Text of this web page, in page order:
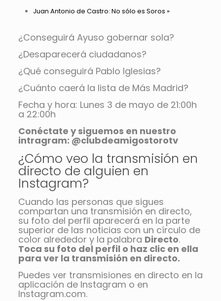
Juan Antonio de Castro: No sólo es Soros »
¿Conseguirá Ayuso gobernar sola?
¿Desaparecerá ciudadanos?
¿Qué conseguirá Pablo Iglesias?
¿Cuánto caerá la lista de Más Madrid?
Fecha y hora: Lunes 3 de mayo de 21:00h
a 22:00h
Conéctate y siguemos en nuestro
intragram: @clubdeamigostorotv
¿Cómo veo la transmisión en
directo de alguien en
Instagram?
Cuando las personas que sigues
compartan una transmisión en directo,
su foto del perfil aparecerá en la parte
superior de las noticias con un círculo de
color alrededor y la palabra Directo.
Toca su foto del perfil o haz clic en ella
para ver la transmisión en directo.
Puedes ver transmisiones en directo en la
aplicación de Instagram o en
Instagram.com.